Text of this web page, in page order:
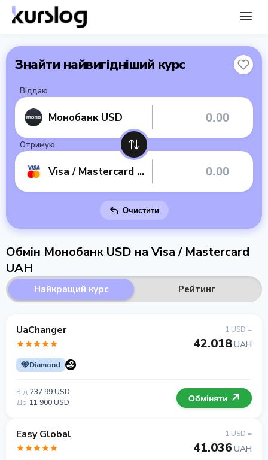
Знайти найвигідніший курс
Віддаю
Монобанк USD
Отримую
Visa / Mastercard UAH
Очистити
Обмін Монобанк USD на Visa / Mastercard
UAH
Найкращий курс Рейтинг
UaChanger
Diamond
1 USD =
42.018UAH
Від 237.99 USD
До 11 900 USD Обміняти
Easy Global 1 USD =
41.036 UAH